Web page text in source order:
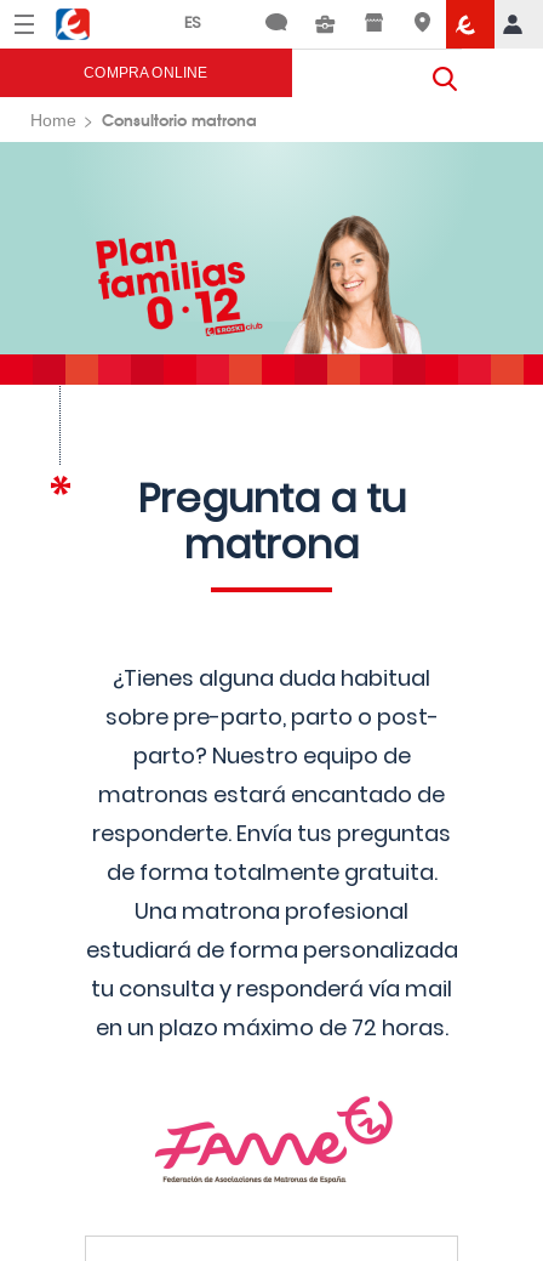
Menú Eroski
COMPRA ONLINE
Home Consultorio matrona
Pregunta a tu
matrona
¿Tienes alguna duda habitual
sobre pre-parto, parto o post-
parto? Nuestro equipo de
matronas estará encantado de
responderte. Envía tus preguntas
de forma totalmente gratuita.
Una matrona profesional
estudiará de forma personalizada
tu consulta y responderá vía mail
en un plazo máximo de 72 horas.